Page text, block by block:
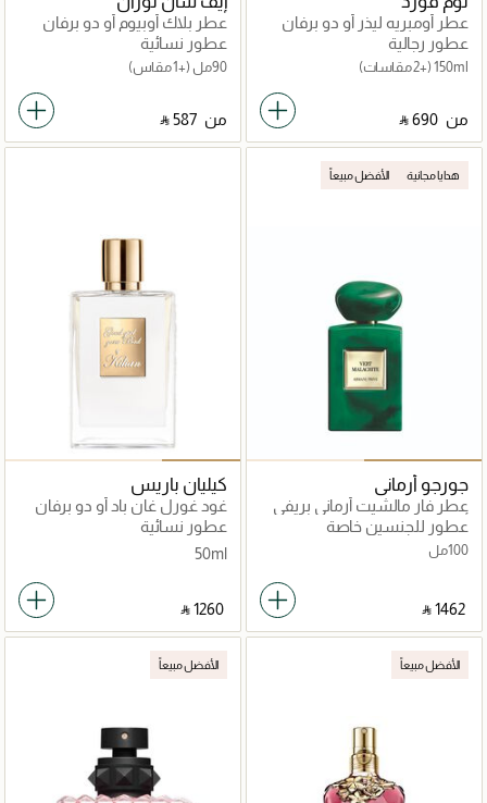
عطر أومبريه ليذر أو دو برفان
عطور رجالية
150ml (+2 مقاسات)
من ‎ ⃁ ⁦690⁩ ‎
عطر بلاك أوبيوم أو دو برفان
عطور نسائية
90مل (+1 مقاس)
من ‎ ⃁ ⁦587⁩ ‎
هدايا مجانية الأفضل مبيعاً
جورجو أرماني
عطر فار مالشيت أرماني بريفي
أو دو برفان
عطور للجنسين خاصة
100مل
‎ ⃁ ⁦1462⁩ ‎
كيليان باريس
غود غورل غان باد أو دو برفان
50مل
عطور نسائية
50ml
‎ ⃁ ⁦1260⁩ ‎
الأفضل مبيعاً الأفضل مبيعاً